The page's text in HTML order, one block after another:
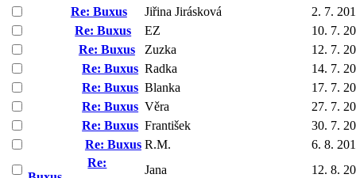
Re: Buxus
Jiřina Jirásková
2. 7.
Re: Buxus
EZ
10. 7.
Re: Buxus
Zuzka
12. 7.
Re: Buxus Radka
14. 7.
Re: Buxus Blanka
17. 7.
Re: Buxus Věra
27. 7.
Re: Buxus František
30. 7.
Re: Buxus R.M.
6. 8.
Re:
Jana
12. 8.